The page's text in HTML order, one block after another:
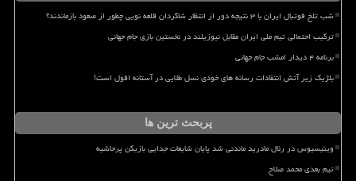
شب تلخ فوتبال ایران با ۳ نتیجه دور از انتظار شاگردان قلعه نویی چطور از صعود بازماندند؟
ترکیب احتمالی تیم ملی ایران مقابل نیوزیلند در نخستین بازی جام جهانی
برنامه ۴ دیدار امشب جام جهانی
بلژیک زیر آتش انتقادات رسانه های خودی نسل طلایی در آستانه افول است!
پربحث ترین ها
وینیسیوس در رئال مادرید ماندنی شد پایان شایعات جدایی بازیکن پرحاشیه
تیم بعدی محمد صلاح